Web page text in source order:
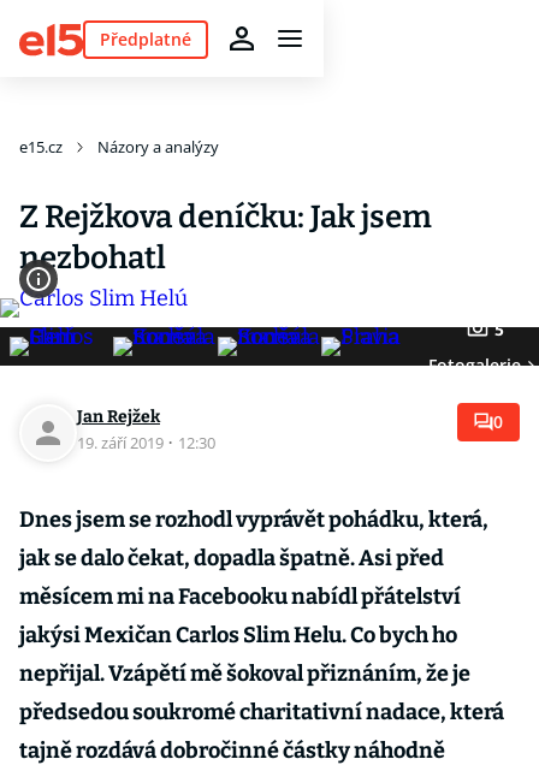
Předplatné
e15.cz Názory a analýzy
Z Rejžkova deníčku: Jak jsem
nezbohatl
5
Fotogalerie
Jan Rejžek
19. září 2019 · 12:30
0
Dnes jsem se rozhodl vyprávět pohádku, která,
jak se dalo čekat, dopadla špatně. Asi před
měsícem mi na Facebooku nabídl přátelství
jakýsi Mexičan Carlos Slim Helu. Co bych ho
nepřijal. Vzápětí mě šokoval přiznáním, že je
předsedou soukromé charitativní nadace, která
tajně rozdává dobročinné částky náhodně